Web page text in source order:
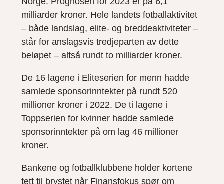
milliarder kroner. Hele landets fotballaktivitet
– både landslag, elite- og breddeaktiviteter –
står for anslagsvis tredjeparten av dette
beløpet – altså rundt to milliarder kroner.
De 16 lagene i Eliteserien for menn hadde
samlede sponsorinntekter på rundt 520
millioner kroner i 2022. De ti lagene i
Toppserien for kvinner hadde samlede
sponsorinntekter på om lag 46 millioner
kroner.
Bankene og fotballklubbene holder kortene
tett til brystet når Finansfokus spør om